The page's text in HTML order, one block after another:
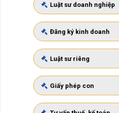
Luật sư doanh nghiệp
Đăng ký kinh doanh
Luật sư riêng
Giấy phép con